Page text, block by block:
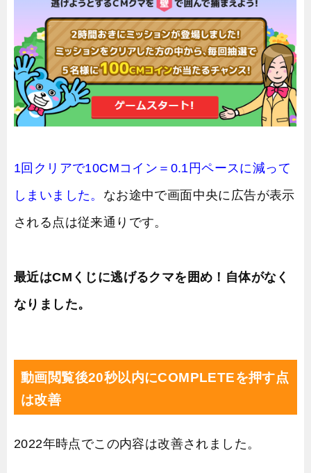
1回クリアで10CMコイン＝0.1円ペースに減って
しまいました。 なお途中で画面中央に広告が表示
される点は従来通りです。
最近はCMくじに逃げるクマを囲め！自体がなく
なりました。
動画閲覧後20秒以内にCOMPLETEを押す点
は改善
2022年時点でこの内容は改善されました。